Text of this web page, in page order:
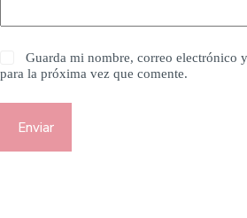
Guarda mi nombre, correo electrónico
para la próxima vez que comente.
Enviar